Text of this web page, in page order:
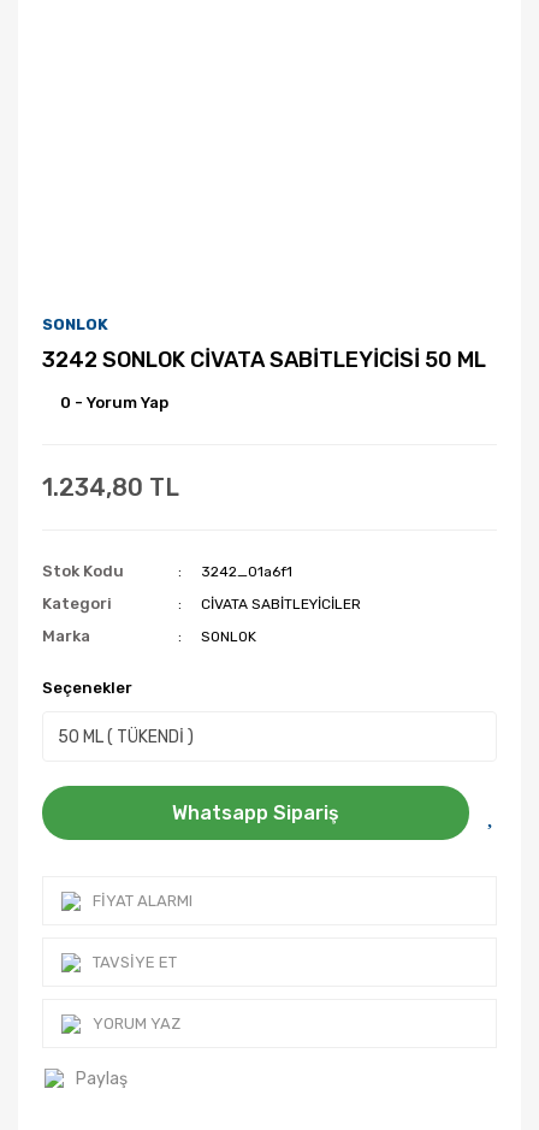
SONLOK
3242 SONLOK CİVATA SABİTLEYİCİSİ 50 ML
0 - Yorum Yap
1.234,80 TL
Stok Kodu 3242_01a6f1
Kategori CİVATA SABİTLEYİCİLER
Marka SONLOK
Seçenekler
Whatsapp Sipariş
FIYAT ALARMI
TAVSIYE ET
YORUM YAZ
Paylaş